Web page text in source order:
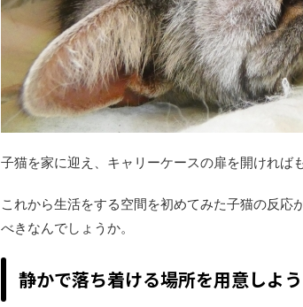
子猫を家に迎え、キャリーケースの扉を開ければ
これから生活をする空間を初めてみた子猫の反
べきなんでしょうか。
静かで落ち着ける場所を用意しよう